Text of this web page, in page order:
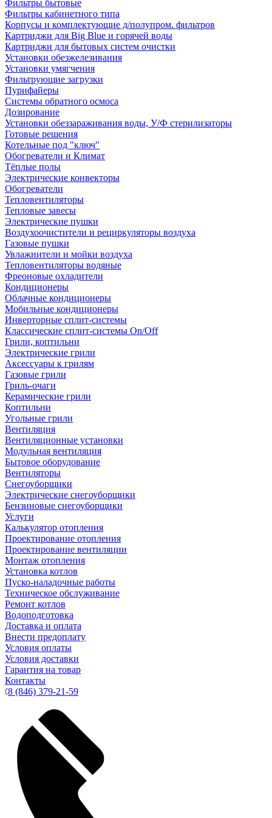
Фильтры бытовые
Фильтры кабинетного типа
Корпусы и комплектующие д/полупром. фильтров
Картриджи для Big Blue и горячей воды
Картриджи для бытовых систем очистки
Установки обезжелезивания
Установки умягчения
Фильтрующие загрузки
Пурифайеры
Системы обратного осмоса
Дозирование
Установки обеззараживания воды, У/Ф стерилизаторы
Готовые решения
Котельные под "ключ"
Обогреватели и Климат
Тёплые полы
Электрические конвекторы
Обогреватели
Тепловентиляторы
Тепловые завесы
Электрические пушки
Воздухоочистители и рециркуляторы воздуха
Газовые пушки
Увлажнители и мойки воздуха
Тепловентиляторы водяные
Фреоновые охладители
Кондиционеры
Облачные кондиционеры
Мобильные кондиционеры
Инверторные сплит-системы
Классические сплит-системы On/Off
Грили, коптильни
Электрические грили
Аксессуары к грилям
Газовые грили
Гриль-очаги
Керамические грили
Коптильни
Угольные грили
Вентиляция
Вентиляционные установки
Модульная вентиляция
Бытовое оборудование
Вентиляторы
Снегоуборщики
Электрические снегоуборщики
Бензиновые снегоуборщики
Услуги
Калькулятор отопления
Проектирование отопления
Проектирование вентиляции
Монтаж отопления
Установка котлов
Пуско-наладочные работы
Техническое обслуживание
Ремонт котлов
Водоподготовка
Доставка и оплата
Внести предоплату
Условия оплаты
Условия доставки
Гарантия на товар
Контакты
8 (846) 379-21-59